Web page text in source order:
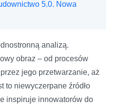
5.0. Nowa
analizą.
obraz – od procesów
jego przetwarzanie, aż
to niewyczerpane źródło
inspiruje innowatorów do